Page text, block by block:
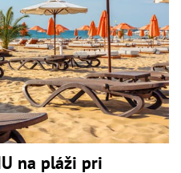
na pláži pri